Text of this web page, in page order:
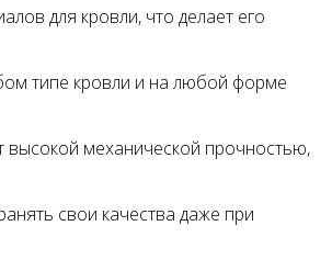
для кровли, что делает его
типе кровли и на любой форме
высокой механической прочностью,
свои качества даже при